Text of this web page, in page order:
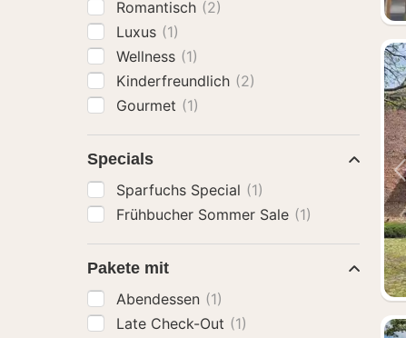
Romantisch (2)
Luxus (1)
Wellness (1)
Kinderfreundlich (2)
Gourmet (1)
Specials
Sparfuchs Special (1)
Frühbucher Sommer Sale (1)
Pakete mit
Abendessen (1)
Late Check-Out (1)